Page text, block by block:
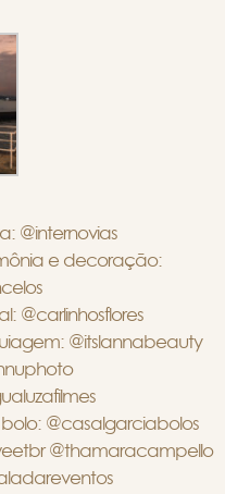
@internovias
e decoração:
@carlinhosflores
@itslannabeauty
@casalgarciabolos
@thamaracampello